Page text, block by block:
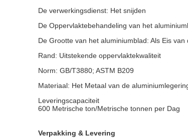
De verwerkingsdienst: Het snijden
De Oppervlaktebehandeling van het
De Grootte van het aluminiumblad: Als Eis van
Rand: Uitstekende oppervlaktekwaliteit
Norm: GB/T3880; ASTM B209
Materiaal: Het Metaal van de
Leveringscapaciteit
600 Metrische ton/Metrische tonnen per Dag
Verpakking & Levering